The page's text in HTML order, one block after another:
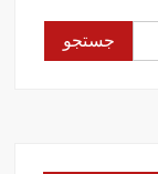
جستجو
برای: